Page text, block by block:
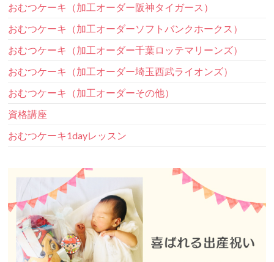
おむつケーキ（加工オーダー阪神タイガース）
おむつケーキ（加工オーダーソフトバンクホークス）
おむつケーキ（加工オーダー千葉ロッテマリーンズ）
おむつケーキ（加工オーダー埼玉西武ライオンズ）
おむつケーキ（加工オーダーその他）
資格講座
おむつケーキ1dayレッスン